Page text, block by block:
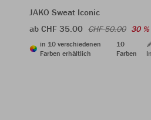
JAKO Sweat Iconic
ab CHF 35.00 CHF 50.00 30 %
in 10 verschiedenen
Farben erhältlich
10
Farben